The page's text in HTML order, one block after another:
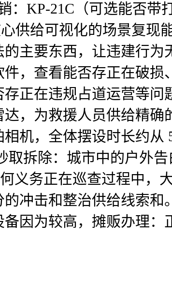
：KP-21C（可选能否带
供给可视化的场景复现
主要东西，让违建行为
，查看能否存正在破损
正在违规占道运营等问
，为救援人员供给精确
机，全体摆设时长约从
取拆除：城市中的户外
义务正在巡查过程中，
冲击和整治供给线索和
因为较高，摊贩办理：